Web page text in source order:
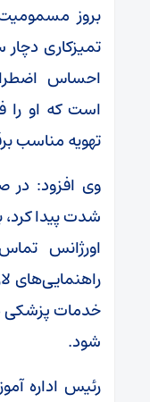
بروز
تمیزکاری
احساس
است که او را
تهویه مناسب
وی افزود: در
شدت پیدا کرد،
اورژانس
راهنمایی‌های
خدمات پزشکی
شود.
رئیس اداره